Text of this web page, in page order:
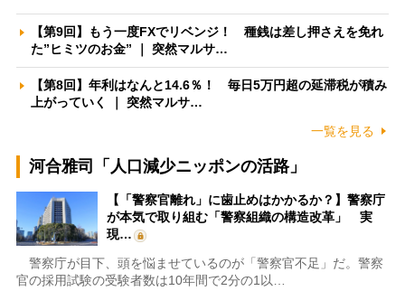
【第9回】もう一度FXでリベンジ！ 種銭は差し押さえを免れ
た”ヒミツのお金” ｜ 突然マルサ…
【第8回】年利はなんと14.6％！ 毎日5万円超の延滞税が積み
上がっていく ｜ 突然マルサ…
一覧を見る
河合雅司「人口減少ニッポンの活路」
【「警察官離れ」に歯止めはかかるか？】警察庁
が本気で取り組む「警察組織の構造改革」 実
現…
警察庁が目下、頭を悩ませているのが「警察官不足」だ。警察
官の採用試験の受験者数は10年間で2分の1以…